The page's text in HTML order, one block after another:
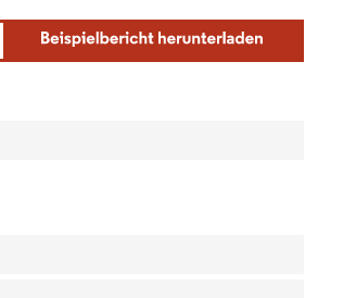
erfordert Namensnennung gemäß CC BY 4.0.